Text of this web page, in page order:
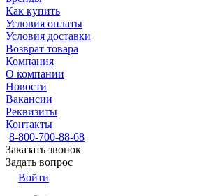
Как купить
Условия оплаты
Условия доставки
Возврат товара
Компания
О компании
Новости
Вакансии
Реквизиты
Контакты
8-800-700-88-68
Заказать звонок
Задать вопрос
Войти